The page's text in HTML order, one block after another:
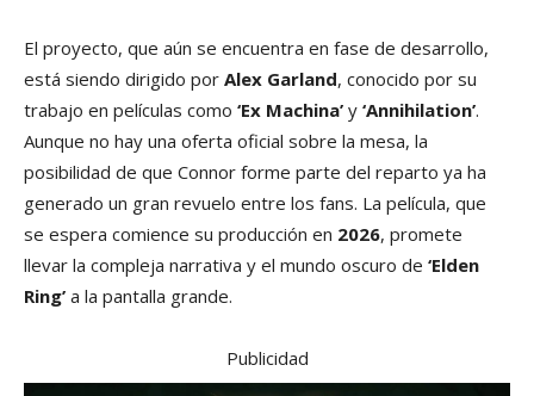
El proyecto, que aún se encuentra en fase de desarrollo,
está siendo dirigido por Alex Garland, conocido por su
trabajo en películas como ‘Ex Machina’ y ‘Annihilation’.
Aunque no hay una oferta oficial sobre la mesa, la
posibilidad de que Connor forme parte del reparto ya ha
generado un gran revuelo entre los fans. La película, que
se espera comience su producción en 2026, promete
llevar la compleja narrativa y el mundo oscuro de ‘Elden
Ring’ a la pantalla grande.
Publicidad